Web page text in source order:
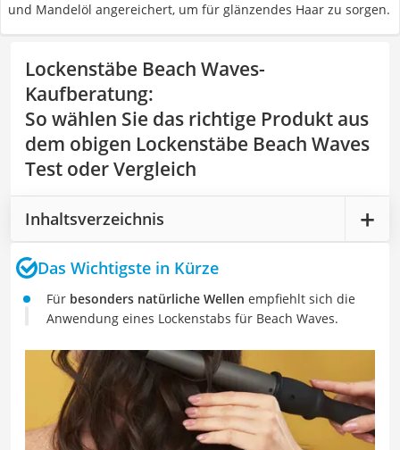
und Mandelöl angereichert, um für glänzendes Haar zu sorgen.
Lockenstäbe Beach Waves-
Kaufberatung:
So wählen Sie das richtige Produkt aus
dem obigen Lockenstäbe Beach Waves
Test oder Vergleich
Inhaltsverzeichnis
Das Wichtigste in Kürze
Für besonders natürliche Wellen empfiehlt sich die
Anwendung eines Lockenstabs für Beach Waves.